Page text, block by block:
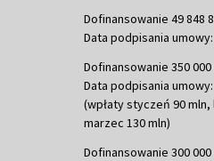
Dofinansowanie 49 848
Data podpisania umowy:
Dofinansowanie 350 000
Data podpisania umowy:
(wpłaty styczeń 90 mln,
marzec 130 mln)
Dofinansowanie 300 000